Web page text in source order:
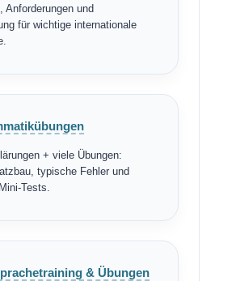
Anforderungen und
für wichtige internationale
+ viele Übungen:
typische Fehler und
Tests.
& Übungen